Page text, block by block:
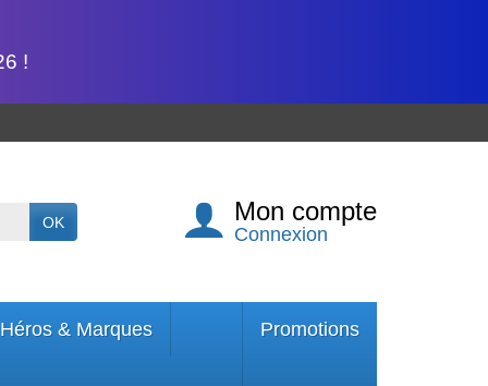
!
OK Mon compte
Connexion
Héros & Marques Promotions